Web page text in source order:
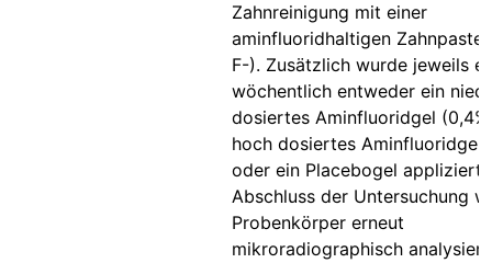
Zahnreinigung mit einer
aminfluoridhaltigen Zahnpaste
F-). Zusätzlich wurde jeweils
wöchentlich entweder ein
dosiertes Aminfluoridgel
hoch dosiertes Aminfluoridgel
oder ein Placebogel appliziert.
Abschluss der Untersuchung
Probenkörper erneut
mikroradiographisch